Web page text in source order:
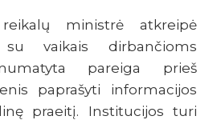
ministrė atkreipė
vaikais dirbančioms
pareiga prieš
paprašyti informacijos
praeitį. Institucijos turi